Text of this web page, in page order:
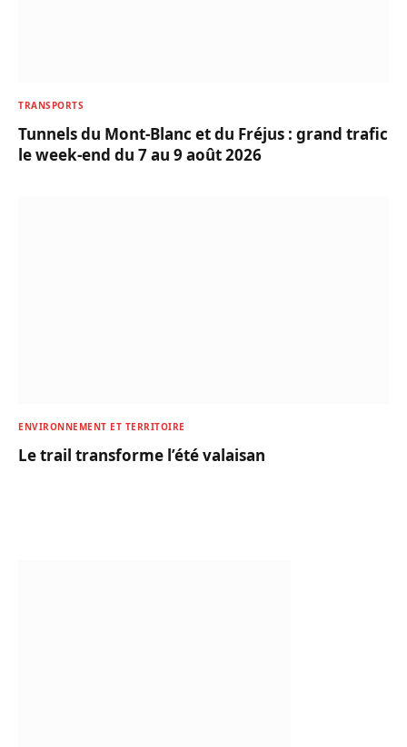
TRANSPORTS
Tunnels du Mont-Blanc et du Fréjus : grand trafic
le week-end du 7 au 9 août 2026
ENVIRONNEMENT ET TERRITOIRE
Le trail transforme l’été valaisan